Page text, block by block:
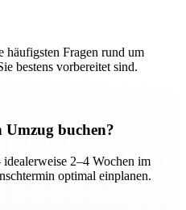
Fragen rund um
bestens vorbereitet sind.
Umzug buchen?
2–4 Wochen im
optimal einplanen.